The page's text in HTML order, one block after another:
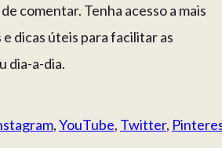
comentar. Tenha acesso a mais
dicas úteis para facilitar as
dia-a-dia.
,YouTube, Twitter,